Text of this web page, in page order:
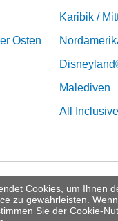
Cookies, um Ihnen
zu gewährleisten.
Sie der Cookie-
Karibik /
Osten
Malediven
All Inclusive